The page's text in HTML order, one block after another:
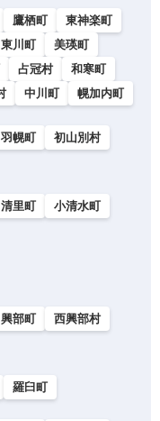
鷹栖町
東神楽町
東川町
美瑛町
占冠村
和寒町
中川町 幌加内町
羽幌町
初山別村
清里町
小清水町
興部町
西興部村
羅臼町